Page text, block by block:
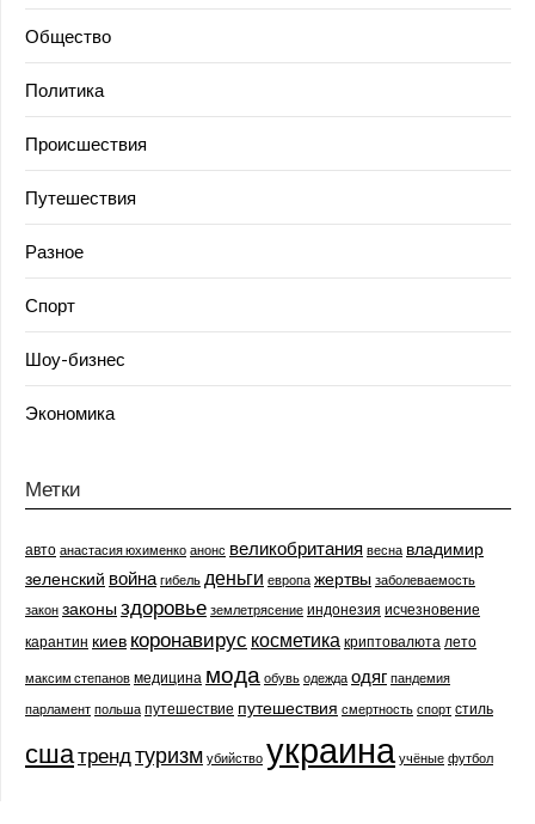
Общество
Политика
Происшествия
Путешествия
Разное
Спорт
Шоу-бизнес
Экономика
Метки
авто анастасия юхименко анонс великобритания весна владимир
зеленский война гибель деньги европа жертвы заболеваемость
закон законыздоровье землетрясение индонезия исчезновение
карантин киев коронавирус косметика криптовалюта лето
максим степанов медицина мода обувь одежда одяг пандемия
парламент польша путешествие путешествия смертность спорт стиль
сшатрендтуризм убийство украина учёные футбол